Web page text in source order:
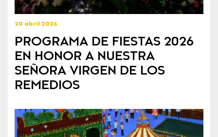
20 abril 2026
PROGRAMA DE FIESTAS 2026
EN HONOR A NUESTRA
SEÑORA VIRGEN DE LOS
REMEDIOS